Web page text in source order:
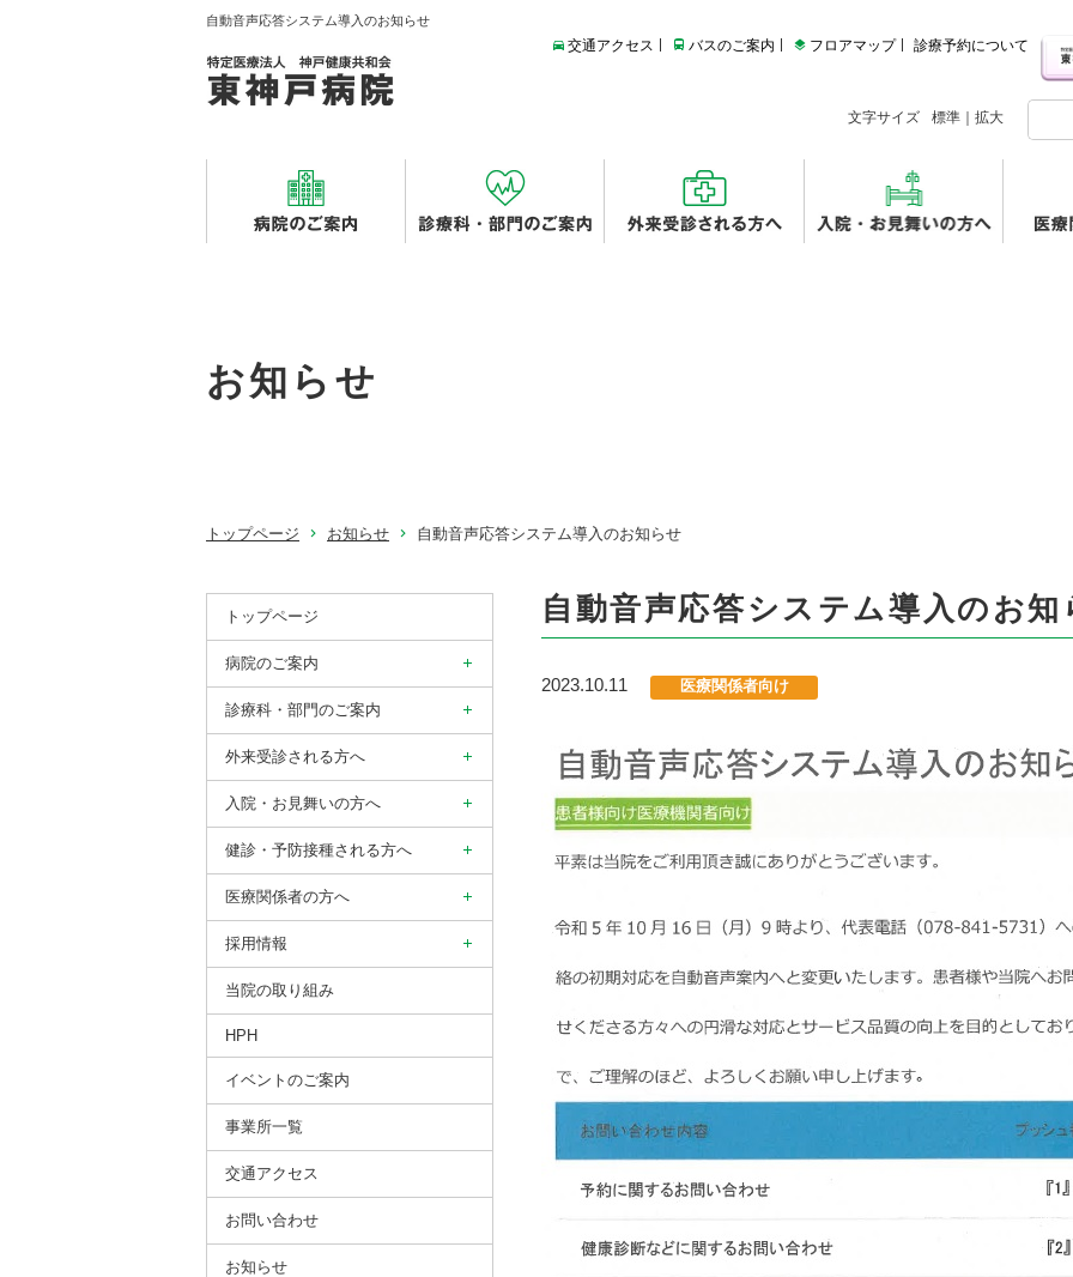
自動音声応答システム導入のお知らせ
交通アクセス バスのご案内 フロアマップ 診療予約について
文字サイズ 標準 拡大
お知らせ
トップページ お知らせ 自動音声応答システム導入のお知らせ
自動音声応答システム導入のお知
2023.10.11 医療関係者向け
トップページ
病院のご案内
診療科・部門のご案内
外来受診される方へ
入院・お見舞いの方へ
健診・予防接種される方へ
医療関係者の方へ
採用情報
当院の取り組み
HPH
イベントのご案内
事業所⼀覧
交通アクセス
お問い合わせ
お知らせ